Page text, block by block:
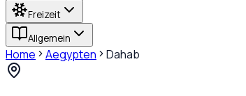
Freizeit
Allgemein
Home Aegypten Dahab